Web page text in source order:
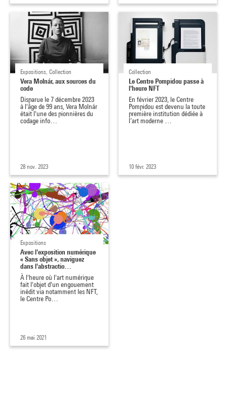
Expositions, Collection
Vera Molnár, aux sources du
code
Disparue le 7 décembre 2023
à l'âge de 99 ans, Vera Molnár
était l'une des pionnières du
codage info…
28 nov. 2023
Collection
Le Centre Pompidou passe à
l'heure NFT
En février 2023, le Centre
Pompidou est devenu la toute
première institution dédiée à
l’art moderne …
10 févr. 2023
Expositions
Avec l'exposition numérique
« Sans objet », naviguez
dans l'abstractio…
À l'heure où l'art numérique
fait l'objet d'un engouement
inédit via notamment les NFT,
le Centre Po…
26 mai 2021